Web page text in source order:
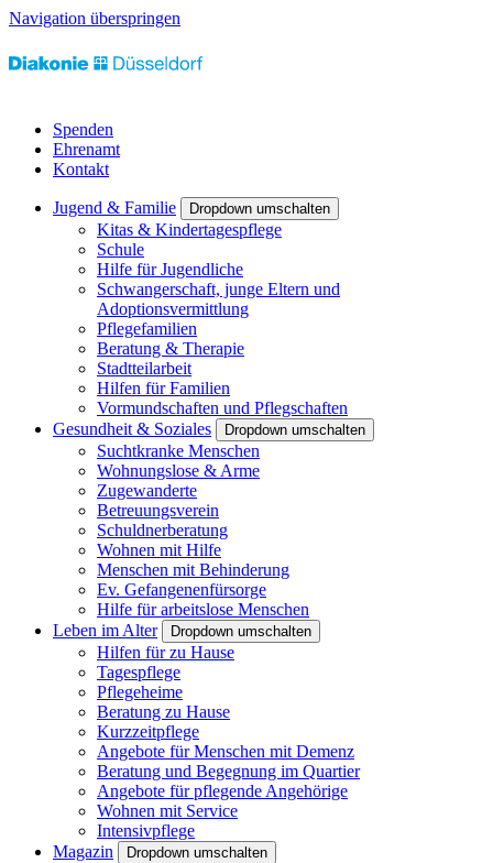
Navigation überspringen
Spenden
Ehrenamt
Kontakt
Jugend & Familie Dropdown umschalten
Kitas & Kindertagespflege
Schule
Hilfe für Jugendliche
Schwangerschaft, junge Eltern und
Adoptionsvermittlung
Pflegefamilien
Beratung & Therapie
Stadtteilarbeit
Hilfen für Familien
Vormundschaften und Pflegschaften
Gesundheit & Soziales
Dropdown umschalten
Suchtkranke Menschen
Wohnungslose & Arme
Zugewanderte
Betreuungsverein
Schuldnerberatung
Wohnen mit Hilfe
Menschen mit Behinderung
Ev. Gefangenenfürsorge
Hilfe für arbeitslose Menschen
Leben im Alter
Dropdown umschalten
Hilfen für zu Hause
Tagespflege
Pflegeheime
Beratung zu Hause
Kurzzeitpflege
Angebote für Menschen mit Demenz
Beratung und Begegnung im Quartier
Angebote für pflegende Angehörige
Wohnen mit Service
Intensivpflege
Magazin
Dropdown umschalten